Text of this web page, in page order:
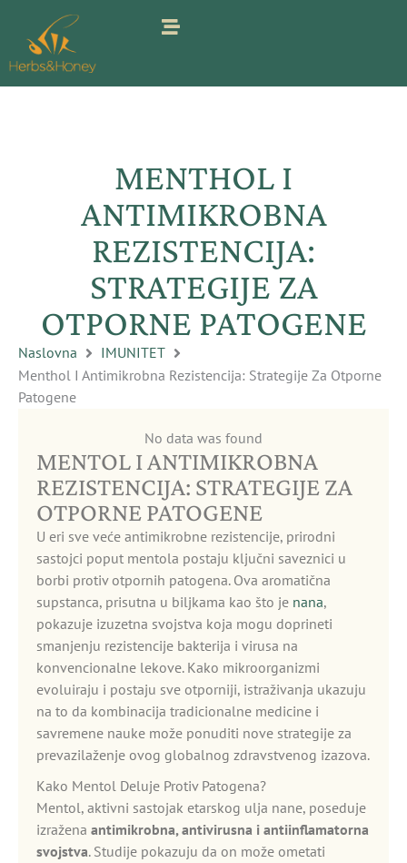
sadržaj
MENTHOL I
ANTIMIKROBNA
REZISTENCIJA:
STRATEGIJE ZA
OTPORNE PATOGENE
Naslovna
IMUNITET
Menthol I Antimikrobna Rezistencija: Strategije Za Otporne
Patogene
No data was found
MENTOL I ANTIMIKROBNA
REZISTENCIJA: STRATEGIJE ZA
OTPORNE PATOGENE
U eri sve veće antimikrobne rezistencije, prirodni
sastojci poput mentola postaju ključni saveznici u
borbi protiv otpornih patogena. Ova aromatična
supstanca, prisutna u biljkama kao što je nana,
pokazuje izuzetna svojstva koja mogu doprineti
smanjenju rezistencije bakterija i virusa na
konvencionalne lekove. Kako mikroorganizmi
evoluiraju i postaju sve otporniji, istraživanja ukazuju
na to da kombinacija tradicionalne medicine i
savremene nauke može ponuditi nove strategije za
prevazilaženje ovog globalnog zdravstvenog izazova.
Kako Mentol Deluje Protiv Patogena?
Mentol, aktivni sastojak etarskog ulja nane, poseduje
izražena antimikrobna, antivirusna i antiinflamatorna
svojstva. Studije pokazuju da on može ometati